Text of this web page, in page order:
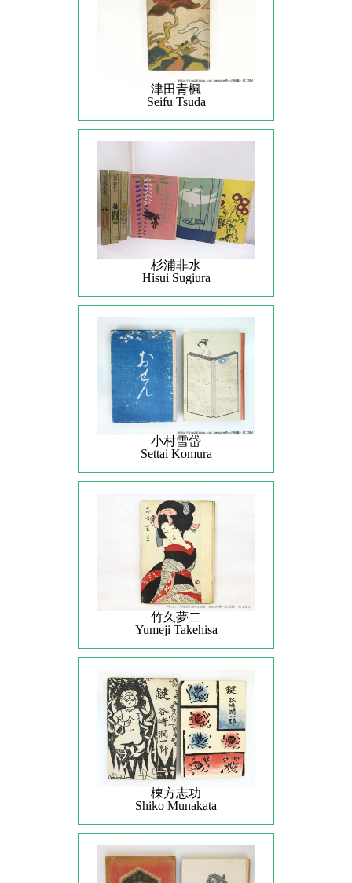
津田青楓
Seifu Tsuda
杉浦非水
Hisui Sugiura
小村雪岱
Settai Komura
竹久夢二
Yumeji Takehisa
棟方志功
Shiko Munakata